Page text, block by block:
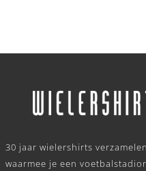
30 jaar wielershirts
waarmee je een